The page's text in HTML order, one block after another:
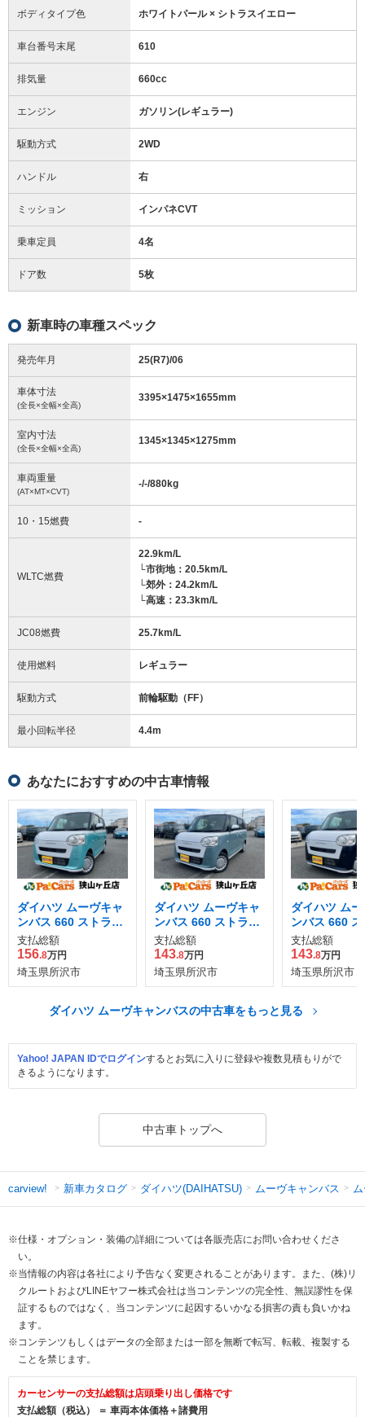
ボディタイプ色 ホワイトパール × シトラスイエロー
車台番号末尾 610
排気量 660cc
エンジン ガソリン(レギュラー)
駆動方式 2WD
ハンドル 右
ミッション インパネCVT
乗車定員 4名
ドア数 5枚
新車時の車種スペック
発売年月 25(R7)/06
車体寸法
(全長×全幅×全高)
3395×1475×1655mm
室内寸法
(全長×全幅×全高)
1345×1345×1275mm
車両重量
(AT×MT×CVT)
-/-/880kg
10・15燃費 -
WLTC燃費
22.9km/L
└市街地：20.5km/L
└郊外：24.2km/L
└高速：23.3km/L
JC08燃費 25.7km/L
使用燃料 レギュラー
駆動方式 前輪駆動（FF）
最小回転半径 4.4m
あなたにおすすめの中古車情報
ダイハツ ムーヴキャ
ンバス 660 ストライ
プス X
支払総額
156.8万円
埼玉県所沢市
ダイハツ ムーヴキャ
ンバス 660 ストライ
プス X
支払総額
143.8万円
埼玉県所沢市
ダイハツ ム
ンバス 660
プス X
支払総額
143.8万円
埼玉県所沢市
ダイハツ ムーヴキャンバスの中古車をもっと見る
Yahoo! JAPAN IDでログインするとお気に入りに登録や複数見積もりがで
きるようになります。
中古車トップへ
carview! 新車カタログ ダイハツ(DAIHATSU) ムーヴキャンバス
※仕様・オプション・装備の詳細については各販売店にお問い合わせくださ
い。
※当情報の内容は各社により予告なく変更されることがあります。また、(株)リ
クルートおよびLINEヤフー株式会社は当コンテンツの完全性、無誤謬性を保
証するものではなく、当コンテンツに起因するいかなる損害の責も負いかね
ます。
※コンテンツもしくはデータの全部または一部を無断で転写、転載、複製する
ことを禁じます。
カーセンサーの支払総額は店頭乗り出し価格です
支払総額（税込） ＝ 車両本体価格＋諸費用